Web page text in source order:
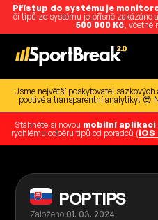
Přístup do systému je
či tipů ze systému je přísně zakázáno
500 000 Kč, včetně
Jsme největší poskytovatel
poctivé a transparentní analytiky! 😎
Stáhněte si novou mobilní
rychlému odběru tipů od poradců (
POPTIPS
Založeno 01. 03. 2024